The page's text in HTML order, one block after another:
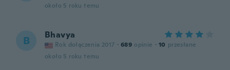
około 5 roku temu
B Bhavya
Rok dołączenia 2017 · 689 opinie · 10 przesłane
około 5 roku temu